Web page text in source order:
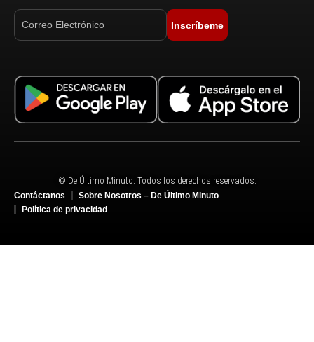
Inscríbeme
© De Último Minuto. Todos los derechos reservados.
Contáctanos
Sobre Nosotros – De Último Minuto
Política de privacidad